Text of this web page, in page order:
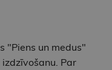
"Piens un medus"
Par